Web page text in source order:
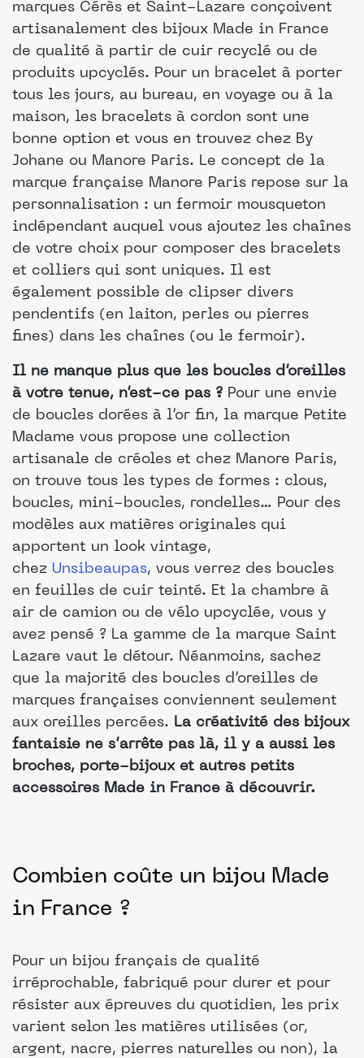
marques Cérès et Saint-Lazare conçoivent
artisanalement des bijoux Made in France
de qualité à partir de cuir recyclé ou de
produits upcyclés. Pour un bracelet à porter
tous les jours, au bureau, en voyage ou à la
maison, les bracelets à cordon sont une
bonne option et vous en trouvez chez By
Johane ou Manore Paris. Le concept de la
marque française Manore Paris repose sur la
personnalisation : un fermoir mousqueton
indépendant auquel vous ajoutez les chaînes
de votre choix pour composer des bracelets
et colliers qui sont uniques. Il est
également possible de clipser divers
pendentifs (en laiton, perles ou pierres
fines) dans les chaînes (ou le fermoir).
Il ne manque plus que les boucles d’oreilles
à votre tenue, n’est-ce pas ? Pour une envie
de boucles dorées à l’or fin, la marque Petite
Madame vous propose une collection
artisanale de créoles et chez Manore Paris,
on trouve tous les types de formes : clous,
boucles, mini-boucles, rondelles… Pour des
modèles aux matières originales qui
apportent un look vintage,
chez Unsibeaupas, vous verrez des boucles
en feuilles de cuir teinté. Et la chambre à
air de camion ou de vélo upcyclée, vous y
avez pensé ? La gamme de la marque Saint
Lazare vaut le détour. Néanmoins, sachez
que la majorité des boucles d’oreilles de
marques françaises conviennent seulement
aux oreilles percées. La créativité des bijoux
fantaisie ne s’arrête pas là, il y a aussi les
broches, porte-bijoux et autres petits
accessoires Made in France à découvrir.
Combien coûte un bijou Made
in France ?
Pour un bijou français de qualité
irréprochable, fabriqué pour durer et pour
résister aux épreuves du quotidien, les prix
varient selon les matières utilisées (or,
argent, nacre, pierres naturelles ou non), la